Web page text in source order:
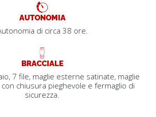
AUTONOMIA
di circa 38 ore.
BRACCIALE
7 file, maglie esterne satinate, maglie
chiusura pieghevole e fermaglio di
sicurezza.